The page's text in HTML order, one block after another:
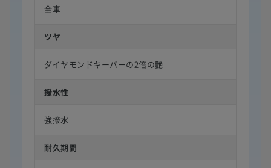
全車
ツヤ
ダイヤモンドキーパーの2倍の艶
撥水性
強撥水
耐久期間